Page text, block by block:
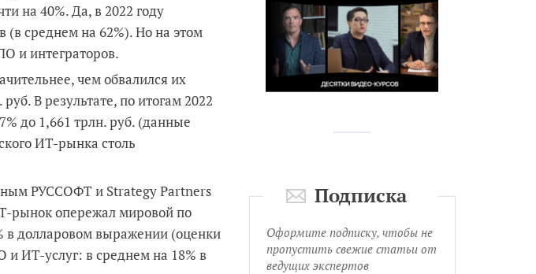
на 40%. Да, в 2022 году
среднем на 62%). Но на этом
и интеграторов.
чем обвалился их
В результате, по итогам 2022
до 1,661 трлн. руб. (данные
ИТ-рынка столь
РУССОФТ и Strategy Partners
рынок опережал мировой по
в долларовом выражении (оценки
и ИТ-услуг: в среднем на 18% в
Подписка
Оформите подписку, чтобы не
пропустить свежие статьи от
ведущих экспертов